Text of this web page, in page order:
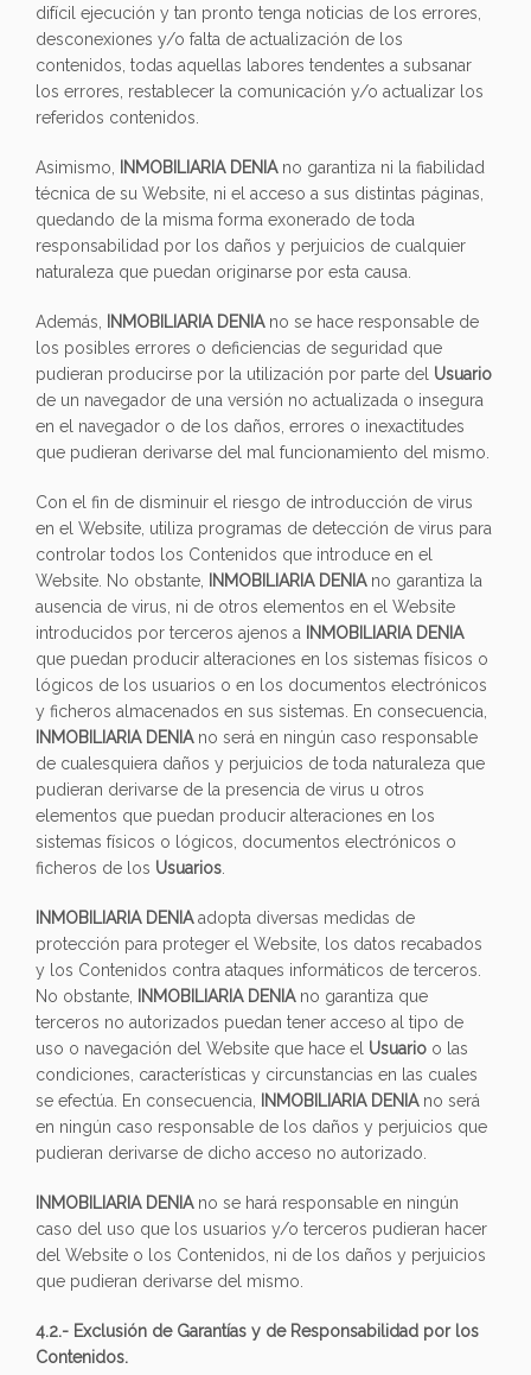
difícil ejecución y tan pronto tenga noticias de los errores,
desconexiones y/o falta de actualización de los
contenidos, todas aquellas labores tendentes a subsanar
los errores, restablecer la comunicación y/o actualizar los
referidos contenidos.
Asimismo, INMOBILIARIA DENIAno garantiza ni la fiabilidad
técnica de su Website, ni el acceso a sus distintas páginas,
quedando de la misma forma exonerado de toda
responsabilidad por los daños y perjuicios de cualquier
naturaleza que puedan originarse por esta causa.
Además, INMOBILIARIA DENIAno se hace responsable de
los posibles errores o deficiencias de seguridad que
pudieran producirse por la utilización por parte del Usuario
de un navegador de una versión no actualizada o insegura
en el navegador o de los daños, errores o inexactitudes
que pudieran derivarse del mal funcionamiento del mismo.
Con el fin de disminuir el riesgo de introducción de virus
en el Website, utiliza programas de detección de virus para
controlar todos los Contenidos que introduce en el
Website. No obstante,
INMOBILIARIA DENIAno garantiza la
ausencia de virus, ni de otros elementos en el Website
introducidos por terceros ajenos a
INMOBILIARIA DENIA
que puedan producir alteraciones en los sistemas físicos o
lógicos de los usuarios o en los documentos electrónicos
y ficheros almacenados en sus sistemas. En consecuencia,
INMOBILIARIA DENIAno será en ningún caso responsable
de cualesquiera daños y perjuicios de toda naturaleza que
pudieran derivarse de la presencia de virus u otros
elementos que puedan producir alteraciones en los
sistemas físicos o lógicos, documentos electrónicos o
ficheros de los Usuarios
INMOBILIARIA DENIAadopta diversas medidas de
protección para proteger el Website, los datos recabados
y los Contenidos contra ataques informáticos de terceros.
No obstante,
INMOBILIARIA DENIAno garantiza que
terceros no autorizados puedan tener acceso al tipo de
uso o navegación del Website que hace el Usuario o las
condiciones, características y circunstancias en las cuales
se efectúa. En consecuencia,
INMOBILIARIA DENIAno será
en ningún caso responsable de los daños y perjuicios que
pudieran derivarse de dicho acceso no autorizado.
INMOBILIARIA DENIAno se hará responsable en ningún
caso del uso que los usuarios y/o terceros pudieran hacer
del Website o los Contenidos, ni de los daños y perjuicios
que pudieran derivarse del mismo.
4.2.- Exclusión de Garantías y de Responsabilidad por los
Contenidos.